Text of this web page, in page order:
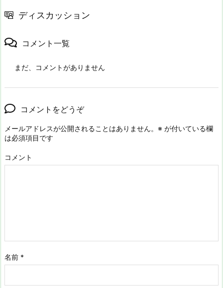
ディスカッション
コメント一覧
まだ、コメントがありません
コメントをどうぞ
メールアドレスが公開されることはありません。 ※ が付いている欄
は必須項目です
コメント
名前 *